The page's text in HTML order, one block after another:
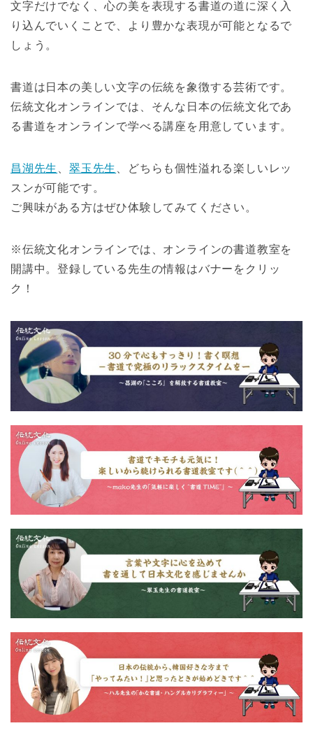
文字だけでなく、心の美を表現する書道の道に深く入
り込んでいくことで、より豊かな表現が可能となるで
しょう。
書道は日本の美しい文字の伝統を象徴する芸術です。
伝統文化オンラインでは、そんな日本の伝統文化であ
る書道をオンラインで学べる講座を用意しています。
昌湖先生 、翠玉先生
、どちらも個性溢れる楽しいレッ
スンが可能です。
ご興味がある方はぜひ体験してみてください。
※伝統文化オンラインでは、オンラインの書道教室を
開講中。登録している先生の情報はバナーをクリッ
ク！